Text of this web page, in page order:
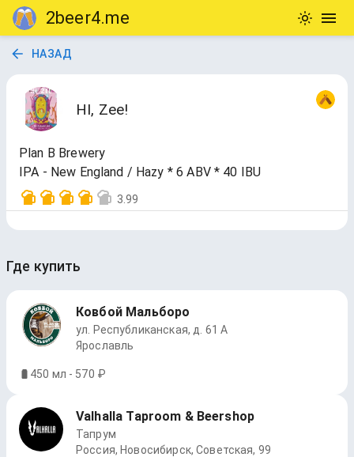
2beer4.me
НАЗАД
HI, Zee!
Plan B Brewery
IPA - New England / Hazy * 6 ABV * 40 IBU
3.99
Где купить
Ковбой Мальборо
ул. Республиканская, д. 61 А
Ярославль
450 мл - 570 ₽
Valhalla Taproom & Beershop
Тапрум
Россия, Новосибирск, Советская, 99